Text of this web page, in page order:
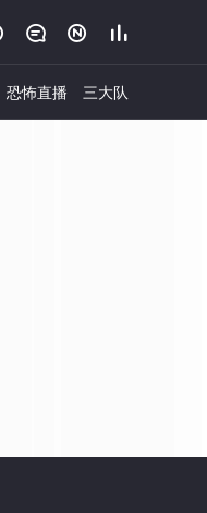
  
恐怖直播 三大队